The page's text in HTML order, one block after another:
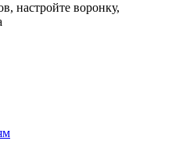
настройте воронку,